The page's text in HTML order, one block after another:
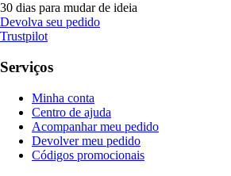
30 dias para mudar de ideia
Devolva seu pedido
Trustpilot
Serviços
Minha conta
Centro de ajuda
Acompanhar meu pedido
Devolver meu pedido
Códigos promocionais